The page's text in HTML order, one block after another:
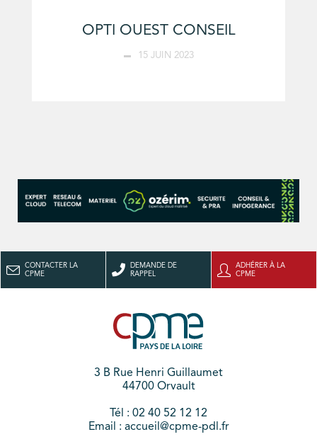
OPTI OUEST CONSEIL
15 JUIN 2023
CONTACTER LA
CPME
DEMANDE DE
RAPPEL
ADHÉRER À LA
CPME
3 B Rue Henri Guillaumet
44700 Orvault
Tél : 02 40 52 12 12
Email : accueil@cpme-pdl.fr